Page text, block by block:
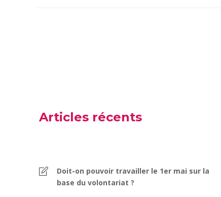
Articles récents
Doit-on pouvoir travailler le 1er mai sur la
base du volontariat ?